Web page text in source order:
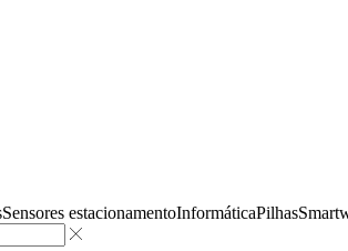
Sensores estacionamentoInformáticaPilhas